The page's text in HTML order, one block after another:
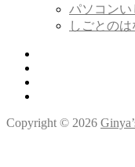
パソコンい
しごとのは
Copyright © 2026